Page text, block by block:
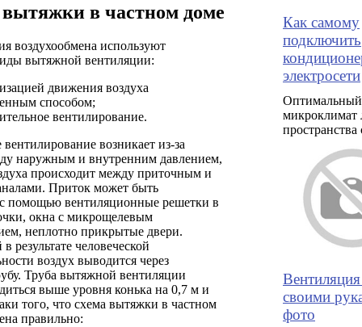
в частном доме
воздухообмена используют
вытяжной вентиляции:
движения воздуха
способом;
вентилирование.
вентилирование возникает из-за
наружным и внутренним давлением,
происходит между приточным и
Приток может быть
помощью вентиляционные решетки в
окна с микрощелевым
неплотно прикрытые двери.
человеческой
воздух выводится через
Труба вытяжной вентиляции
выше уровня конька на 0,7 м и
того, что схема вытяжки в частном
правильно:
Как самому
подключить
электросети
Оптимальный
микроклимат
пространства
своими
фото